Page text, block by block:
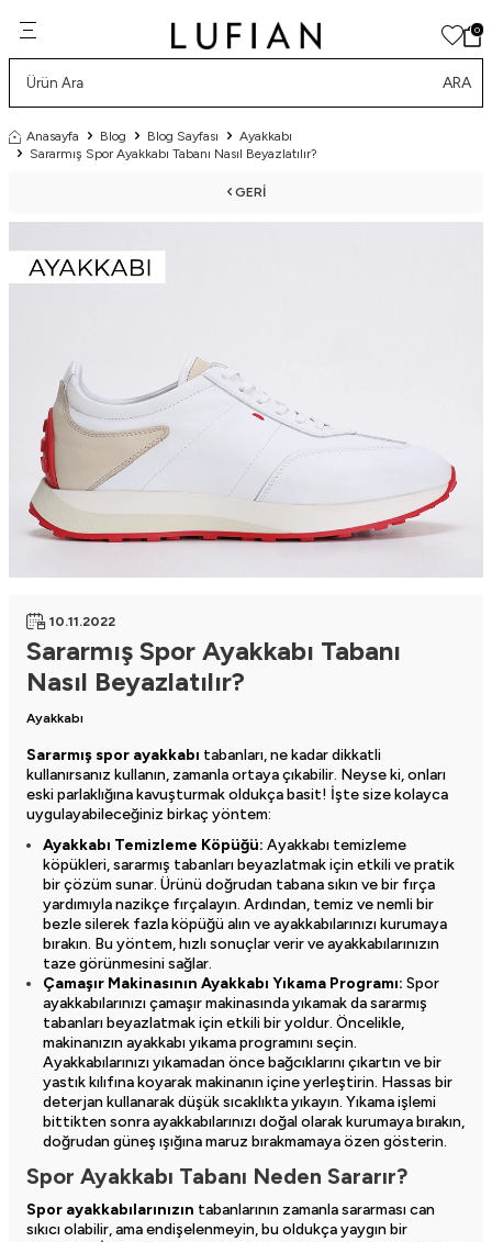
0
ARA
Anasayfa Blog Blog Sayfası
Ayakkabı
Sararmış Spor Ayakkabı Tabanı Nasıl Beyazlatılır?
GERI
10.11.2022
Sararmış Spor Ayakkabı Tabanı
Nasıl Beyazlatılır?
Ayakkabı
Sararmış spor ayakkabı tabanları, ne kadar dikkatli
kullanırsanız kullanın, zamanla ortaya çıkabilir. Neyse ki, onları
eski parlaklığına kavuşturmak oldukça basit! İşte size kolayca
uygulayabileceğiniz birkaç yöntem:
Ayakkabı Temizleme Köpüğü: Ayakkabı temizleme
köpükleri, sararmış tabanları beyazlatmak için etkili ve pratik
bir çözüm sunar. Ürünü doğrudan tabana sıkın ve bir fırça
yardımıyla nazikçe fırçalayın. Ardından, temiz ve nemli bir
bezle silerek fazla köpüğü alın ve ayakkabılarınızı kurumaya
bırakın. Bu yöntem, hızlı sonuçlar verir ve ayakkabılarınızın
taze görünmesini sağlar.
Çamaşır Makinasının Ayakkabı Yıkama Programı: Spor
ayakkabılarınızı çamaşır makinasında yıkamak da sararmış
tabanları beyazlatmak için etkili bir yoldur. Öncelikle,
makinanızın ayakkabı yıkama programını seçin.
Ayakkabılarınızı yıkamadan önce bağcıklarını çıkartın ve bir
yastık kılıfına koyarak makinanın içine yerleştirin. Hassas bir
deterjan kullanarak düşük sıcaklıkta yıkayın. Yıkama işlemi
bittikten sonra ayakkabılarınızı doğal olarak kurumaya bırakın,
doğrudan güneş ışığına maruz bırakmamaya özen gösterin.
Spor Ayakkabı Tabanı Neden Sararır?
Spor ayakkabılarınızın tabanlarının zamanla sararması can
sıkıcı olabilir, ama endişelenmeyin, bu oldukça yaygın bir